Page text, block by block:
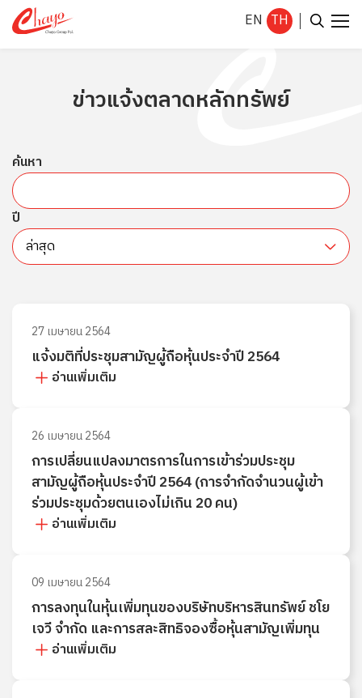
EN TH
ค้นหาในเว็บไซต์
ข่าวแจ้งตลาดหลักทรัพย์
ค้นหา
ปี
ล่าสุด
27 เมษายน 2564
แจ้งมติที่ประชุมสามัญผู้ถือหุ้นประจำปี 2564
อ่านเพิ่มเติม
26 เมษายน 2564
การเปลี่ยนแปลงมาตรการในการเข้าร่วมประชุม
สามัญผู้ถือหุ้นประจำปี 2564 (การจำกัดจำนวนผู้เข้า
ร่วมประชุมด้วยตนเองไม่เกิน 20 คน)
อ่านเพิ่มเติม
09 เมษายน 2564
การลงทุนในหุ้นเพิ่มทุนของบริษัทบริหารสินทรัพย์ ชโย
เจวี จำกัด และการสละสิทธิจองซื้อหุ้นสามัญเพิ่มทุน
อ่านเพิ่มเติม